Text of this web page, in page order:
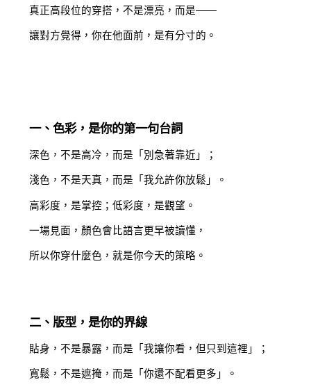
真正高段位的穿搭，不是漂亮，而是——
讓對方覺得，你在他面前，是有分寸的。
一、色彩，是你的第一句台詞
深色，不是高冷，而是「別急著靠近」；
淺色，不是天真，而是「我允許你放鬆」。
高彩度，是掌控；低彩度，是觀望。
一場見面，顏色會比語言更早被讀懂，
所以你穿什麼色，就是你今天的策略。
二、版型，是你的界線
貼身，不是暴露，而是「我讓你看，但只到這裡」；
寬鬆，不是遮掩，而是「你還不配看更多」。